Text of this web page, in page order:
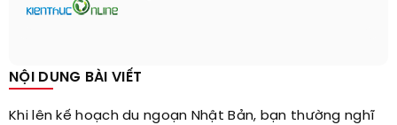
NỘI DUNG BÀI VIẾT
Khi lên kế hoạch du ngoạn Nhật Bản, bạn thường nghĩ